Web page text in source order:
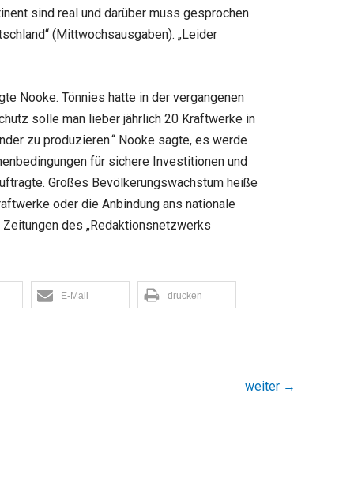
sind real und darüber muss gesprochen
(Mittwochsausgaben). „Leider
Nooke. Tönnies hatte in der vergangenen
solle man lieber jährlich 20 Kraftwerke in
zu produzieren.“ Nooke sagte, es werde
für sichere Investitionen und
Großes Bevölkerungswachstum heiße
oder die Anbindung ans nationale
des „Redaktionsnetzwerks
E-Mail drucken
weiter →